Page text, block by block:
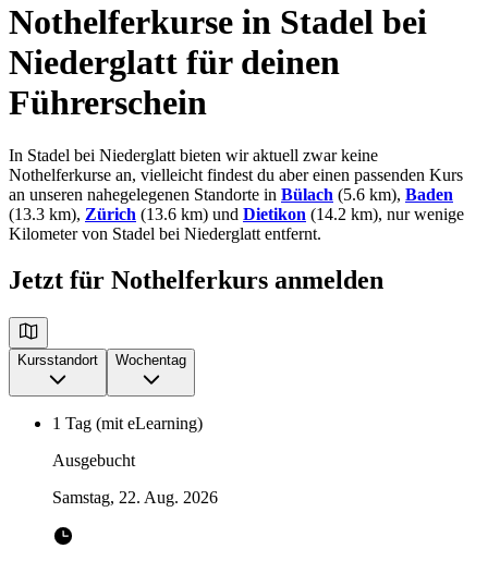
Nothelferkurse in Stadel bei
Niederglatt für deinen
Führerschein
In Stadel bei Niederglatt bieten wir aktuell zwar keine
Nothelferkurse an, vielleicht findest du aber einen passenden Kurs
an unseren nahegelegenen Standorte in Bülach (5.6 km), Baden
(13.3 km), Zürich (13.6 km) und Dietikon (14.2 km), nur wenige
Kilometer von Stadel bei Niederglatt entfernt.
Jetzt für Nothelferkurs anmelden
Kursstandort Wochentag
1 Tag (mit eLearning)
Ausgebucht
Samstag, 22. Aug. 2026